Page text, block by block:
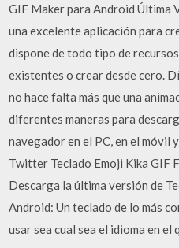
GIF Maker para Android Última
una excelente aplicación para
dispone de todo tipo de
existentes o crear desde cero.
no hace falta más que una
diferentes maneras para
navegador en el PC, en el móvil
Twitter Teclado Emoji Kika GIF
Descarga la última versión de
Android: Un teclado de lo más
usar sea cual sea el idioma en el